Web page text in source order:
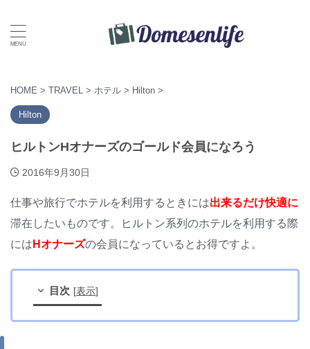
HOME > TRAVEL > ホテル > Hilton >
Hilton
ヒルトンHオナーズのゴールド会員になろう
2016年9月30日
仕事や旅行でホテルを利用するときには出来るだけ快適に
滞在したいものです。ヒルトン系列のホテルを利用する際
には Hオナーズの会員になっているとお得ですよ。
目次 [表示]